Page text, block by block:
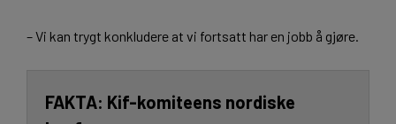
– Vi kan trygt konkludere at vi fortsatt har en jobb å gjøre.
Kif-komiteens nordiske